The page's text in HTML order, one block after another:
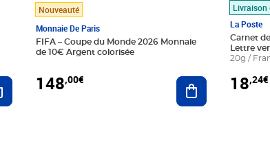
Ajouter au panier
Nouveauté
Monnaie De Paris
FIFA – Coupe du Monde 2026 Monnaie
de 10€ Argent colorisée
148,00€ Ajouter au
Livraison
La Poste
Carnet
Lettre
20g /
18,24€